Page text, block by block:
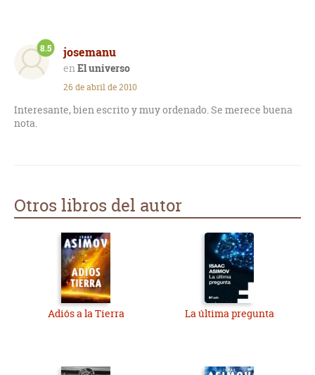
josemanu
El universo
8.5
26 de abril de 2010
Interesante, bien escrito y muy ordenado. Se merece buena
nota.
Otros libros del autor
Adiós a la Tierra La última pregunta